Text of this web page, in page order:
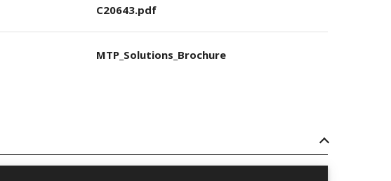
C20643.pdf
MTP_Solutions_Brochure